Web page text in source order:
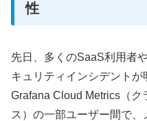
性
先日、多くのSaaS利用者
キュリティインシデントが
Grafana Cloud Metrics（
ス）の一部ユーザー間で